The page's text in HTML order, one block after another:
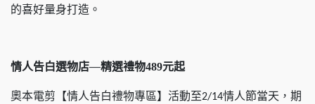
的喜好量身打造。
情人告白選物店—精選禮物489元起
奧本電剪【情人告白禮物專區】活動至2/14情人節當天，期